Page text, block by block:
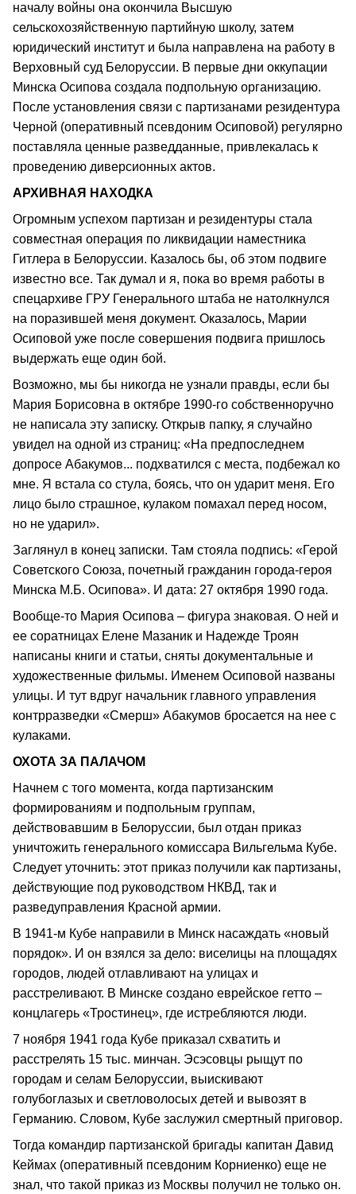
началу войны она окончила Высшую
сельскохозяйственную партийную школу, затем
юридический институт и была направлена на работу в
Верховный суд Белоруссии. В первые дни оккупации
Минска Осипова создала подпольную организацию.
После установления связи с партизанами резидентура
Черной (оперативный псевдоним Осиповой) регулярно
поставляла ценные разведданные, привлекалась к
проведению диверсионных актов.
АРХИВНАЯ НАХОДКА
Огромным успехом партизан и резидентуры стала
совместная операция по ликвидации наместника
Гитлера в Белоруссии. Казалось бы, об этом подвиге
известно все. Так думал и я, пока во время работы в
спецархиве ГРУ Генерального штаба не натолкнулся
на поразившей меня документ. Оказалось, Марии
Осиповой уже после совершения подвига пришлось
выдержать еще один бой.
Возможно, мы бы никогда не узнали правды, если бы
Мария Борисовна в октябре 1990-го собственноручно
не написала эту записку. Открыв папку, я случайно
увидел на одной из страниц: «На предпоследнем
допросе Абакумов... подхватился с места, подбежал ко
мне. Я встала со стула, боясь, что он ударит меня. Его
лицо было страшное, кулаком помахал перед носом,
но не ударил».
Заглянул в конец записки. Там стояла подпись: «Герой
Советского Союза, почетный гражданин города-героя
Минска М.Б. Осипова». И дата: 27 октября 1990 года.
Вообще-то Мария Осипова – фигура знаковая. О ней и
ее соратницах Елене Мазаник и Надежде Троян
написаны книги и статьи, сняты документальные и
художественные фильмы. Именем Осиповой названы
улицы. И тут вдруг начальник главного управления
контрразведки «Смерш» Абакумов бросается на нее с
кулаками.
ОХОТА ЗА ПАЛАЧОМ
Начнем с того момента, когда партизанским
формированиям и подпольным группам,
действовавшим в Белоруссии, был отдан приказ
уничтожить генерального комиссара Вильгельма Кубе.
Следует уточнить: этот приказ получили как партизаны,
действующие под руководством НКВД, так и
разведуправления Красной армии.
В 1941-м Кубе направили в Минск насаждать «новый
порядок». И он взялся за дело: виселицы на площадях
городов, людей отлавливают на улицах и
расстреливают. В Минске создано еврейское гетто –
концлагерь «Тростинец», где истребляются люди.
7 ноября 1941 года Кубе приказал схватить и
расстрелять 15 тыс. минчан. Эсэсовцы рыщут по
городам и селам Белоруссии, выискивают
голубоглазых и светловолосых детей и вывозят в
Германию. Словом, Кубе заслужил смертный приговор.
Тогда командир партизанской бригады капитан Давид
Кеймах (оперативный псевдоним Корниенко) еще не
знал, что такой приказ из Москвы получил не только он.